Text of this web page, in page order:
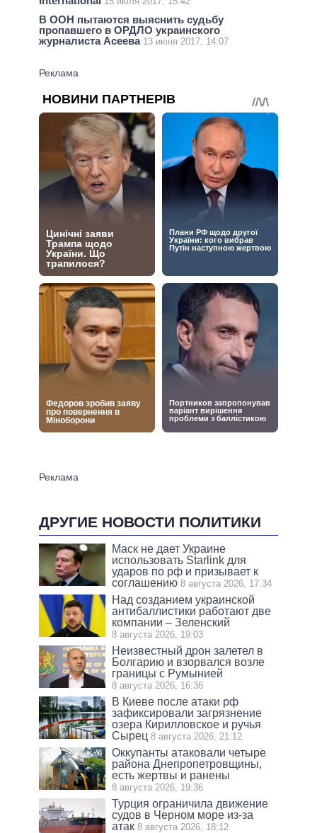
В ООН пытаются выяснить судьбу
пропавшего в ОРДЛО украинского
журналиста Асеева 13 июня 2017, 14:07
ДРУГИЕ НОВОСТИ ПОЛИТИКИ
Маск не дает Украине
использовать Starlink для
ударов по рф и призывает к
соглашению 8 августа 2026, 17:34
Над созданием украинской
антибаллистики работают две
компании – Зеленский
8 августа 2026, 19:03
Неизвестный дрон залетел в
Болгарию и взорвался возле
границы с Румынией
8 августа 2026, 16:36
В Киеве после атаки рф
зафиксировали загрязнение
озера Кирилловское и ручья
Сырец 8 августа 2026, 21:12
Оккупанты атаковали четыре
района Днепропетровщины,
есть жертвы и ранены
8 августа 2026, 19:36
Турция ограничила движение
судов в Черном море из-за
атак 8 августа 2026, 18:12